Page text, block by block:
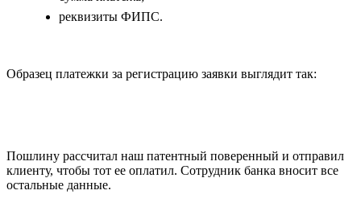
реквизиты ФИПС.
Образец платежки за регистрацию заявки выглядит так:
Пошлину рассчитал наш патентный поверенный и отправил
клиенту, чтобы тот ее оплатил. Сотрудник банка вносит все
остальные данные.